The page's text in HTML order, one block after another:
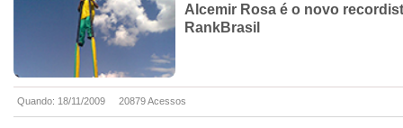
Alcemir Rosa é o novo
RankBrasil
Quando: 18/11/2009 20879 Acessos